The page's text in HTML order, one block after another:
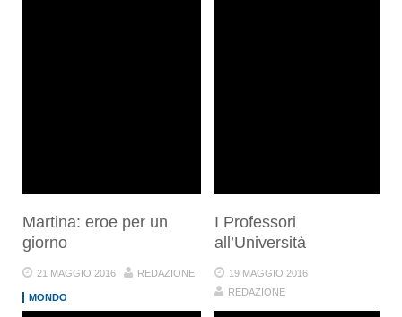
Martina: eroe per un
giorno
21 MAGGIO 2016 REDAZIONE
MONDO
I Professori
all’Università
19 MAGGIO 2016
REDAZIONE